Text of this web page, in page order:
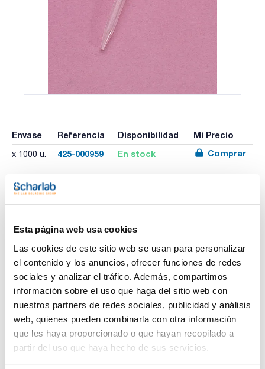
Esta página web usa cookies
Las cookies de este sitio web se usan para personalizar
el contenido y los anuncios, ofrecer funciones de redes
sociales y analizar el tráfico. Además, compartimos
información sobre el uso que haga del sitio web con
nuestros partners de redes sociales, publicidad y análisis
web, quienes pueden combinarla con otra información
que les haya proporcionado o que hayan recopilado a
partir del uso que haya hecho de sus servicios.
Envase Referencia Disponibilidad Mi Precio
x 1000 u. 425-000959 En stock Comprar
Características
Volumen (µl) : 0,5-10
Color : Natural
Presentación : Bolsa
Marca : Kartell
Compatibilidad : Kartell (Pluripet pl 10), Eppendorf, Socorex,
Hamilton
Pack (u.) : 1000
Selección de puntas de polipropileno. La compatibilidad de
cada punta es una mera sugerencia indicada por el
fabricante y pueden usarse con otras marcas no indicadas.
Ver más
Documentación técnica
TDS / Ficha técnica
COA